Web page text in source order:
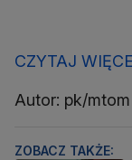
CZYTAJ
Autor: pk/
ZOBACZ TAKŻE: